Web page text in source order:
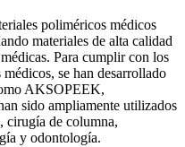
poliméricos médicos
materiales de alta calidad
Para cumplir con los
se han desarrollado
AKSOPEEK,
sido ampliamente utilizados
cirugía de columna,
y odontología.